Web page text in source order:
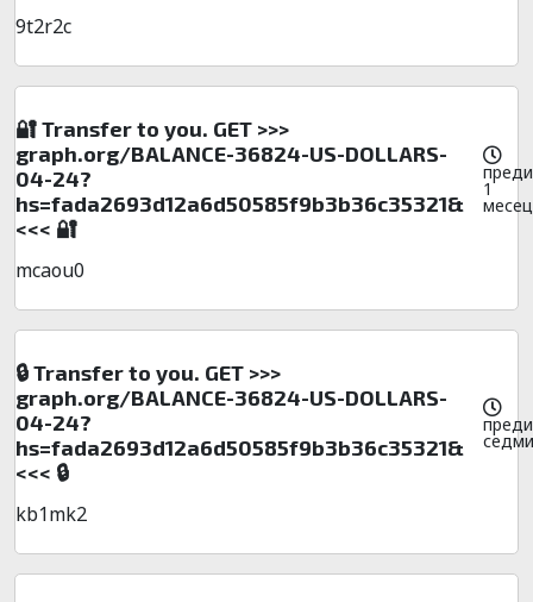
9t2r2c
🔐 Transfer to you. GET >>>
graph.org/BALANCE-36824-US-DOLLARS-
04-24?
hs=fada2693d12a6d50585f9b3b36c35321&
<<< 🔐
преди
1
месец
mcaou0
🔒 Transfer to you. GET >>>
graph.org/BALANCE-36824-US-DOLLARS-
04-24?
hs=fada2693d12a6d50585f9b3b36c35321&
<<< 🔒
kb1mk2